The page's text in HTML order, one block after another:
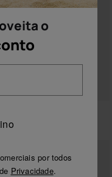
€
o
por todos
Privacidade.